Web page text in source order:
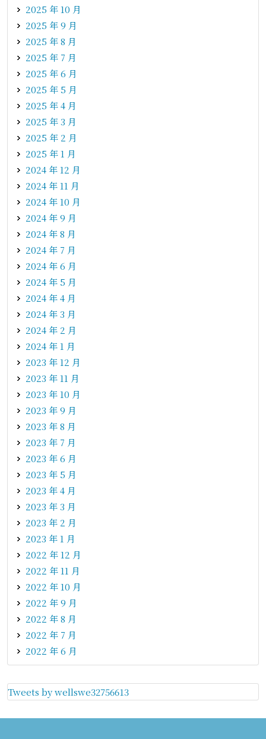
2025 年 10 月
2025 年 9 月
2025 年 8 月
2025 年 7 月
2025 年 6 月
2025 年 5 月
2025 年 4 月
2025 年 3 月
2025 年 2 月
2025 年 1 月
2024 年 12 月
2024 年 11 月
2024 年 10 月
2024 年 9 月
2024 年 8 月
2024 年 7 月
2024 年 6 月
2024 年 5 月
2024 年 4 月
2024 年 3 月
2024 年 2 月
2024 年 1 月
2023 年 12 月
2023 年 11 月
2023 年 10 月
2023 年 9 月
2023 年 8 月
2023 年 7 月
2023 年 6 月
2023 年 5 月
2023 年 4 月
2023 年 3 月
2023 年 2 月
2023 年 1 月
2022 年 12 月
2022 年 11 月
2022 年 10 月
2022 年 9 月
2022 年 8 月
2022 年 7 月
2022 年 6 月
Tweets by wellswe32756613